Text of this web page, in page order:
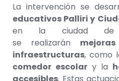
La intervención se
educativos Palliri y
en la ciudad de
se realizarán
infraestructuras, como
comedor escolar y la
accesibles. Estas